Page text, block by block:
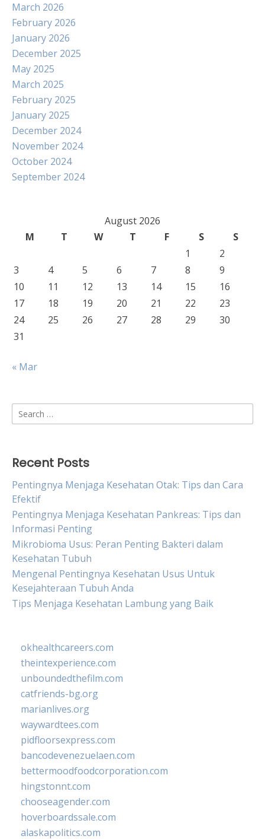
March 2026
February 2026
January 2026
December 2025
May 2025
March 2025
February 2025
January 2025
December 2024
November 2024
October 2024
September 2024
August 2026
M
T W T F S
S
1
2
3
4 5 6 7 8
9
10
11 12 13 14 15
16
17
18 19 20 21 22
23
24
25 26 27 28 29
30
31
« Mar
Search
for:
Recent Posts
Pentingnya Menjaga Kesehatan Otak: Tips dan Cara
Efektif
Pentingnya Menjaga Kesehatan Pankreas: Tips dan
Informasi Penting
Mikrobioma Usus: Peran Penting Bakteri dalam
Kesehatan Tubuh
Mengenal Pentingnya Kesehatan Usus Untuk
Kesejahteraan Tubuh Anda
Tips Menjaga Kesehatan Lambung yang Baik
okhealthcareers.com
theintexperience.com
unboundedthefilm.com
catfriends-bg.org
marianlives.org
waywardtees.com
pidfloorsexpress.com
bancodevenezuelaen.com
bettermoodfoodcorporation.com
hingstonnt.com
chooseagender.com
hoverboardssale.com
alaskapolitics.com